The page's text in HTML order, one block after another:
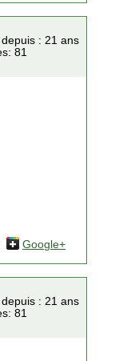
: 21 ans
81
Google+
: 21 ans
81